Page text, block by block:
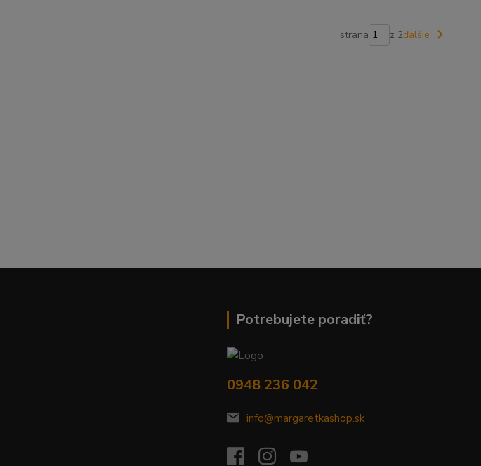
strana z 2ďalšie
Potrebujete poradiť?
0948 236 042
info@margaretkashop.sk